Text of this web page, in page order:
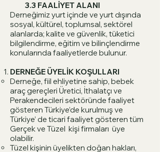
3.3 FAALİYET ALANI
Derneğimiz yurt içinde ve yurt dışında
sosyal, kültürel, toplumsal, sektörel
alanlarda; kalite ve güvenlik, tüketici
bilgilendirme, eğitim ve bilinçlendirme
konularında faaliyetlerde bulunur.
DERNEĞE ÜYELİK KOŞULLARI
Derneğe, fiil ehliyetine sahip, bebek
araç gereçleri Üretici, İthalatçı ve
Perakendecileri sektöründe faaliyet
gösteren Türkiye’de kurulmuş ve
Türkiye’ de ticari faaliyet gösteren tüm
Gerçek ve Tüzel kişi firmaları üye
olabilir.
Tüzel kişinin üyelikten doğan hakları,